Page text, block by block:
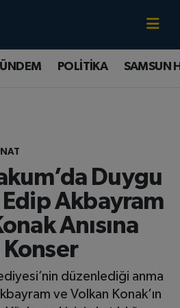
POLİTİKA SAMSUN
Duygu
Edip Akbayram
Anısına
düzenlediği anma
ve Volkan Konak’ın
Eczaneler
Haritası
ve Fikstür